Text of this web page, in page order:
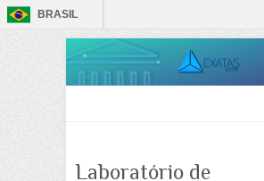
BRASIL
Laboratório de